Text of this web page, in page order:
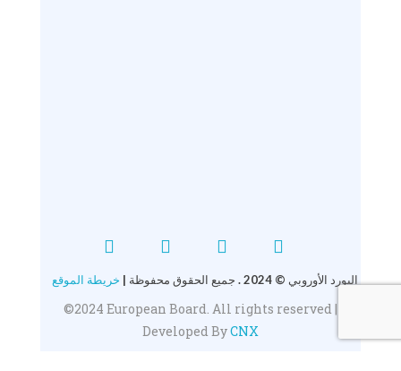
البورد الأوروبي © 2024 . جميع الحقوق محفوظة | خريطة الموقع
©2024 European Board. All rights reserved |
Developed ByCNX